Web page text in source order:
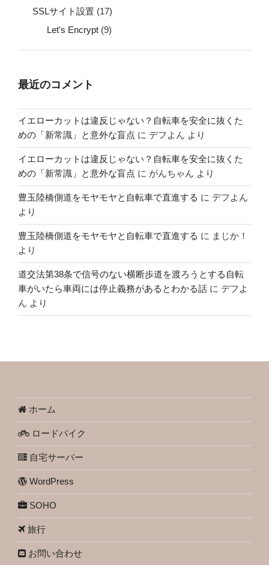
SSLサイト設置 (17)
Let's Encrypt (9)
最近のコメント
イエローカットは違反じゃない？自転車を安全に抜くた
めの「新常識」と意外な盲点 に デフよん より
イエローカットは違反じゃない？自転車を安全に抜くた
めの「新常識」と意外な盲点 に がんちゃん より
豊玉陸橋側道をモヤモヤと自転車で直進する に デフよん
より
豊玉陸橋側道をモヤモヤと自転車で直進する に まじか！
より
道交法第38条で信号のない横断歩道を渡ろうとする自転
車がいたら車両には停止義務があるとわかる話 に デフよ
ん より
ホーム
ロードバイク
自宅サーバー
WordPress
SOHO
旅行
お問い合わせ